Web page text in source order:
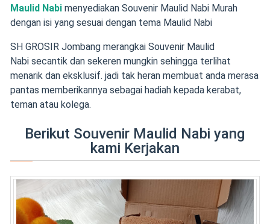
Maulid Nabimenyediakan Souvenir Maulid Nabi Murah
dengan isi yang sesuai dengan tema Maulid Nabi
SH GROSIR Jombang merangkai Souvenir Maulid
Nabi secantik dan sekeren mungkin sehingga terlihat
menarik dan eksklusif. jadi tak heran membuat anda merasa
pantas memberikannya sebagai hadiah kepada kerabat,
teman atau kolega.
Berikut Souvenir Maulid Nabi yang
kami Kerjakan